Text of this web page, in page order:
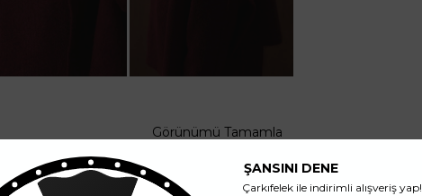
Görünümü Tamamla
ŞANSINI DENE
Çarkıfelek ile indirimli alışveriş yap!